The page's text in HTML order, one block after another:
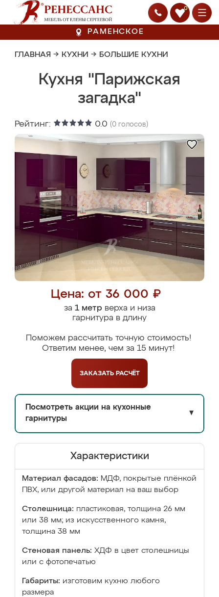
0
РАМЕНСКОЕ
ГЛАВНАЯ → КУХНИ → БОЛЬШИЕ КУХНИ
Кухня "Парижская
загадка"
Рейтинг: 0.0 (0 голосов)
Цена: от 36 000 ₽
за 1 метрверха и низа
гарнитура в длину
Поможем рассчитать точную стоимость!
Ответим менее, чем за 15 минут!
ЗАКАЗАТЬ РАСЧЁТ
Посмотреть акции на кухонные
гарнитуры
▼
Характеристики
Материал фасадов: МДФ, покрытые плёнкой
ПВХ, или другой материал на ваш выбор
Столешница: пластиковая, толщина 26 мм
или 38 мм; из искусственного камня,
толщина 38 мм
Стеновая панель: ХДФ в цвет столешницы
или с фотопечатью
Габариты: изготовим кухню любого
размера